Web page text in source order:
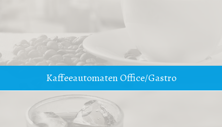
Kaffeeautomaten Office/Gastro